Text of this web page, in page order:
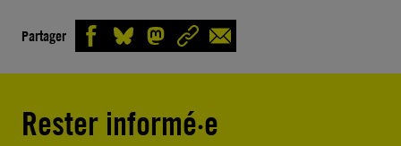
Partager
Rester informé·e